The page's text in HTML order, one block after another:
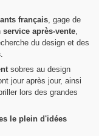
français, gage de
service après-vente,
du design et des
.
sobres au design
jour après jour, ainsi
lors des grandes
le plein d'idées